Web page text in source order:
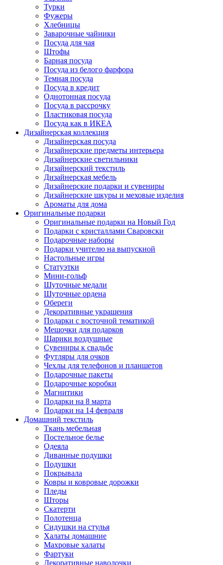
Турки
Фужеры
Хлебницы
Заварочные чайники
Посуда для чая
Штофы
Барная посуда
Посуда из белого фарфора
Темная посуда
Посуда в кредит
Однотонная посуда
Посуда в рассрочку
Пластиковая посуда
Посуда как в ИКЕА
Дизайнерская коллекция
Дизайнерская посуда
Дизайнерские предметы интерьера
Дизайнерские светильники
Дизайнерский текстиль
Дизайнерская мебель
Дизайнерские подарки и сувениры
Дизайнерские шкуры и меховые изделия
Ароматы для дома
Оригинальные подарки
Оригинальные подарки на Новый Год
Подарки с кристаллами Сваровски
Подарочные наборы
Подарки учителю на выпускной
Настольные игры
Статуэтки
Мини-гольф
Шуточные медали
Шуточные ордена
Обереги
Декоративные украшения
Подарки с восточной тематикой
Мешочки для подарков
Шарики воздушные
Сувениры к свадьбе
Футляры для очков
Чехлы для телефонов и планшетов
Подарочные пакеты
Подарочные коробки
Магнитики
Подарки на 8 марта
Подарки на 14 февраля
Домашний текстиль
Ткань мебельная
Постельное белье
Одеяла
Диванные подушки
Подушки
Покрывала
Ковры и ковровые дорожки
Пледы
Шторы
Скатерти
Полотенца
Сидушки на стулья
Халаты домашние
Махровые халаты
Фартуки
Декоративные наволочки